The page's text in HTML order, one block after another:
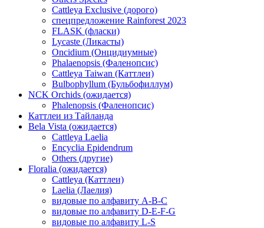
Cattleya Exclusive (дорого)
спецпредложение Rainforest 2023
FLASK (фласки)
Lycaste (Ликасты)
Oncidium (Онцидиумные)
Phalaenopsis (Фаленопсис)
Cattleya Taiwan (Каттлеи)
Bulbophyllum (Бульбофиллум)
NCK Orchids (ожидается)
Phalenopsis (Фаленопсис)
Каттлеи из Тайланда
Bela Vista (ожидается)
Cattleya Laelia
Encyclia Epidendrum
Others (другие)
Floralia (ожидается)
Cattleya (Каттлеи)
Laelia (Лаелия)
видовые по алфавиту A-B-C
видовые по алфавиту D-E-F-G
видовые по алфавиту L-S